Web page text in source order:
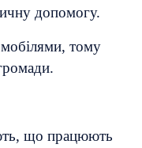
допомогу.
тому
що працюють